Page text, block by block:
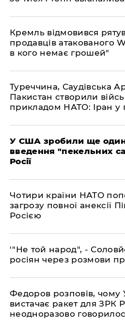
​Кремль відмовився
продавців атакованого
в кого немає грошей"
​Туреччина, Саудівська
Пакистан створили
прикладом НАТО: Іран у
​У США зробили ще
введення "пекельних
Росії
​Чотири країни НАТО
загрозу повної анексії
Росією
​'"Не той народ", -
росіян через розмови
​Федоров розповів, чому
вистачає ракет для ЗРК
неодноразово